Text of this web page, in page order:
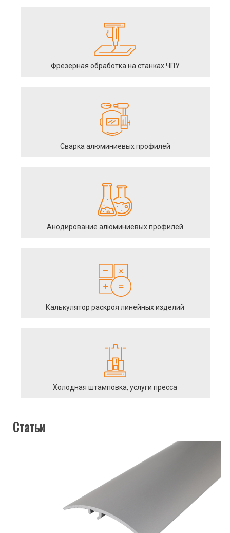
Фрезерная обработка на станках ЧПУ
Сварка алюминиевых профилей
Анодирование алюминиевых профилей
Калькулятор раскроя линейных изделий
Холодная штамповка, услуги пресса
Статьи